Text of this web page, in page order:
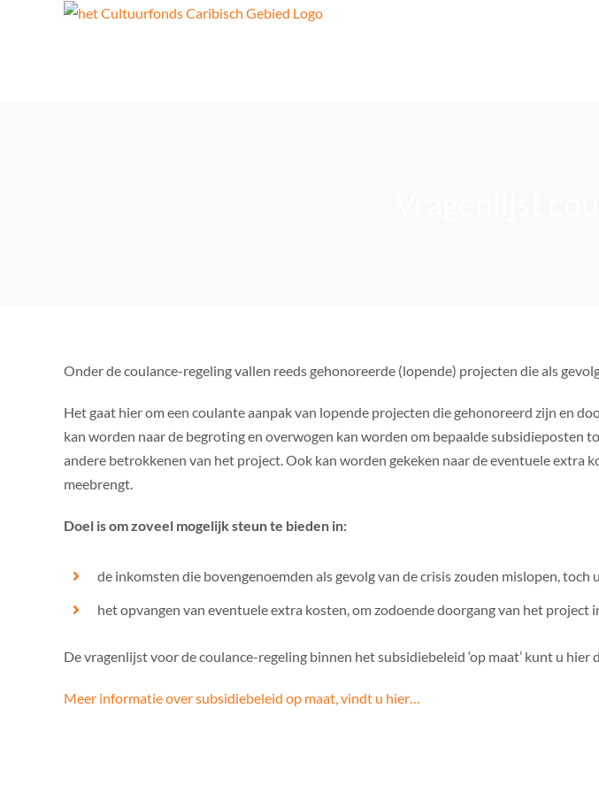
Onder de coulance-regeling vallen reeds gehonoreerde (lopende) projecten die als
Het gaat hier om een coulante aanpak van lopende projecten die gehonoreerd zijn en
kan worden naar de begroting en overwogen kan worden om bepaalde
andere betrokkenen van het project. Ook kan worden gekeken naar de eventuele
meebrengt.
Doel is om zoveel mogelijk steun te bieden in:
de inkomsten die bovengenoemden als gevolg van de crisis zouden mislopen, toch
het opvangen van eventuele extra kosten, om zodoende doorgang van het project
De vragenlijst voor de coulance-regeling binnen het subsidiebeleid ‘op maat’ kunt u hier
Meer informatie over subsidiebeleid op maat, vindt u hier…